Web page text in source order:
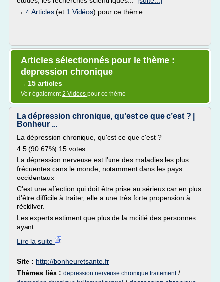
→ 4 Articles (et 1 Vidéos) pour ce thème
Articles sélectionnés pour le thème :
depression chronique
→ 15 articles
Voir également2 Vidéos pour ce thème
La dépression chronique, qu’est ce que c’est ? |
Bonheur ...
La dépression chronique, qu'est ce que c'est ?
4.5 (90.67%) 15 votes
La dépression nerveuse est l'une des maladies les plus
fréquentes dans le monde, notamment dans les pays
occidentaux.
C'est une affection qui doit être prise au sérieux car en plus
d'être difficile à traiter, elle a une très forte propension à
récidiver.
Les experts estiment que plus de la moitié des personnes
ayant...
Lire la suite
Site : http://bonheuretsante.fr
Thèmes liés : depression nerveuse chronique traitement/